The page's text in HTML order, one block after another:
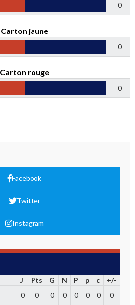
0
Carton jaune
0
Carton rouge
0
Facebook
Twitter
Instagram
J Pts G N P p c
+/-
0 0 0 0 0 0 0 0